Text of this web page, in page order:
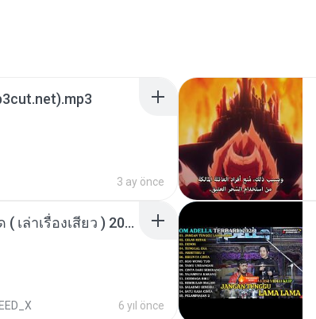
3 ay önce
เพื่อนพี่ ช่วยทำให้เสด ( เล่าเรื่องเสียว ) 201.mp3
6 yıl önce